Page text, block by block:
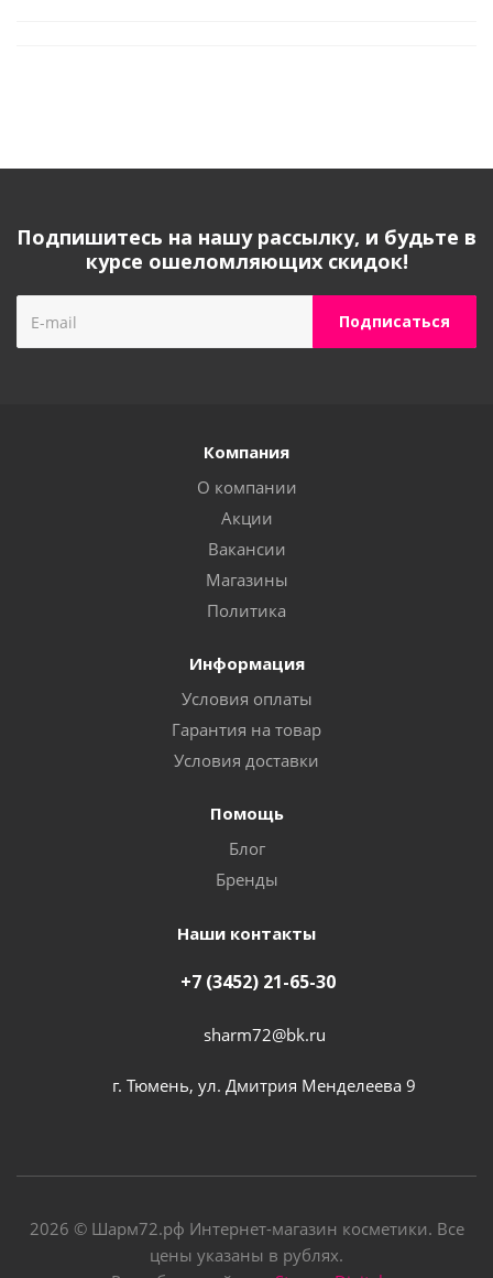
Подпишитесь на нашу рассылку, и будьте в
курсе ошеломляющих скидок!
Компания
О компании
Акции
Вакансии
Магазины
Политика
Информация
Условия оплаты
Гарантия на товар
Условия доставки
Помощь
Блог
Бренды
Наши контакты
+7 (3452) 21-65-30
sharm72@bk.ru
г. Тюмень, ул. Дмитрия Менделеева 9
2026 © Шарм72.рф Интернет-магазин косметики. Все
цены указаны в рублях.